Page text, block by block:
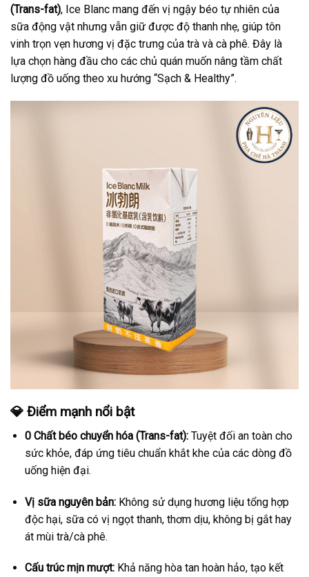
(Trans-fat), Ice Blanc mang đến vị ngậy béo tự nhiên của
sữa động vật nhưng vẫn giữ được độ thanh nhẹ, giúp tôn
vinh trọn vẹn hương vị đặc trưng của trà và cà phê. Đây là
lựa chọn hàng đầu cho các chủ quán muốn nâng tầm chất
lượng đồ uống theo xu hướng “Sạch & Healthy”.
💎 Điểm mạnh nổi bật
0 Chất béo chuyển hóa (Trans-fat):Tuyệt đối an toàn cho
sức khỏe, đáp ứng tiêu chuẩn khắt khe của các dòng đồ
uống hiện đại.
Vị sữa nguyên bản:Không sử dụng hương liệu tổng hợp
độc hại, sữa có vị ngọt thanh, thơm dịu, không bị gắt hay
át mùi trà/cà phê.
Cấu trúc mịn mượt:Khả năng hòa tan hoàn hảo, tạo kết